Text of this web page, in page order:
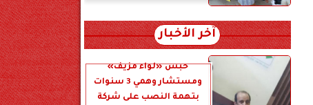
آخر الأخبار
حبس «لواء مزيف»
ومستشار وهمي 3 سنوات
بتهمة النصب على شركة